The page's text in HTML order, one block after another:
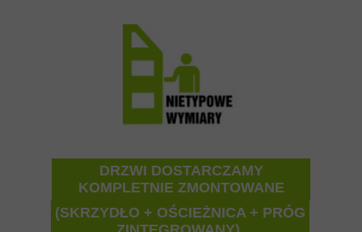
(SKRZYDŁO + OŚCIEŻNICA + PRÓG
DRZWI DOSTARCZAMY
KOMPLETNIE ZMONTOWANE